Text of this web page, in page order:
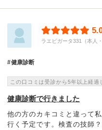
ラエビガータ331（本人
健康診断
この口コミは受診から5年以上経過
健康診断で行きました
他の方のカキコミと違って
行く予定です。検査の技師